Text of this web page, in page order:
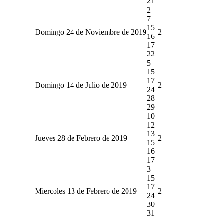
Domingo 24 de Noviembre de 2019
2
7
15
16
17
22
2
Domingo 14 de Julio de 2019
5
15
17
24
28
29
2
Jueves 28 de Febrero de 2019
10
12
13
15
16
17
2
Miercoles 13 de Febrero de 2019
3
15
17
24
30
31
2